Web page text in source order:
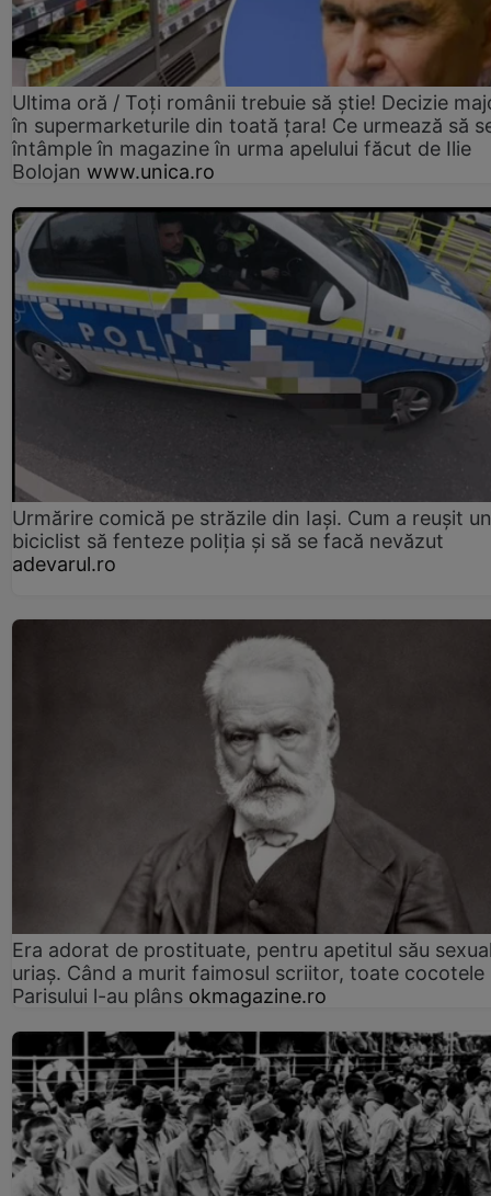
Ultima oră / Toți românii trebuie să știe! Decizie
în supermarketurile din toată țara! Ce urmează să
întâmple în magazine în urma apelului făcut de Ilie
Bolojan www.unica.ro
Urmărire comică pe străzile din Iași. Cum a reușit un
biciclist să fenteze poliția și să se facă nevăzut
adevarul.ro
Era adorat de prostituate, pentru apetitul său
uriaș. Când a murit faimosul scriitor, toate cocotele
Parisului l-au plâns okmagazine.ro